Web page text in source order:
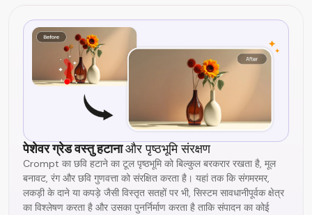
पेशेवर ग्रेड वस्तु हटानाऔर पृष्ठभूमि संरक्षण
Crompt का छवि हटाने का टूल पृष्ठभूमि को बिल्कुल बरकरार रखता है, मूल
बनावट, रंग और छवि गुणवत्ता को संरक्षित करता है। यहां तक कि संगमरमर,
लकड़ी के दाने या कपड़े जैसी विस्तृत सतहों पर भी, सिस्टम सावधानीपूर्वक क्षेत्र
का विश्लेषण करता है और उसका पुनर्निर्माण करता है ताकि संपादन का कोई